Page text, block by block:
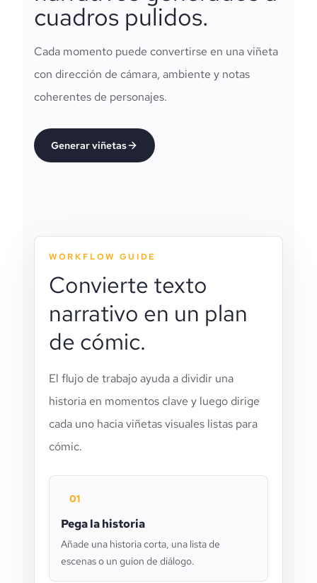
cuadros pulidos.
Cada momento puede convertirse en una viñeta
con dirección de cámara, ambiente y notas
coherentes de personajes.
Generar viñetas
WORKFLOW GUIDE
Convierte texto
narrativo en un plan
de cómic.
El flujo de trabajo ayuda a dividir una
historia en momentos clave y luego dirige
cada uno hacia viñetas visuales listas para
cómic.
01
Pega la historia
Añade una historia corta, una lista de
escenas o un guion de diálogo.